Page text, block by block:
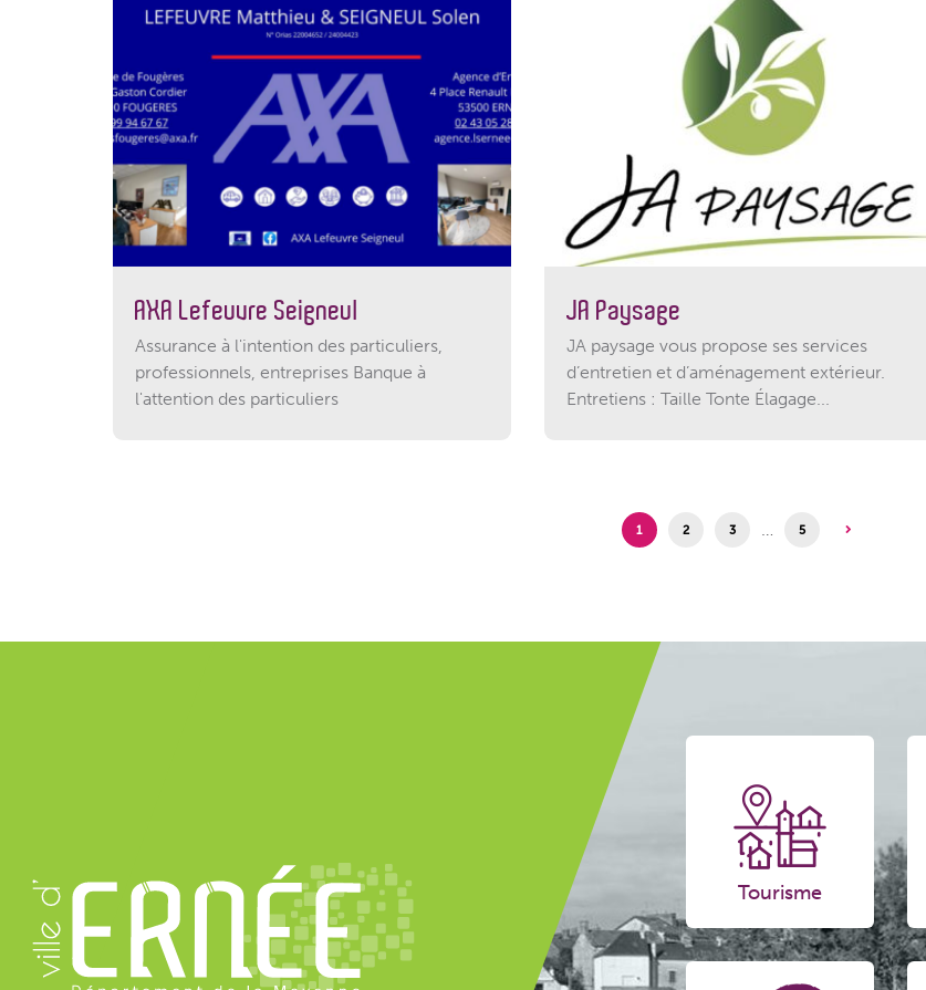
AXA Lefeuvre Seigneul
Assurance à l'intention des particuliers,
professionnels, entreprises Banque à
l'attention des particuliers
JA Paysage
JA paysage vous propose ses services
d’entretien et d’aménagement extérieur.
Entretiens : Taille Tonte Élagage...
1 2 3 … 5
Tourisme